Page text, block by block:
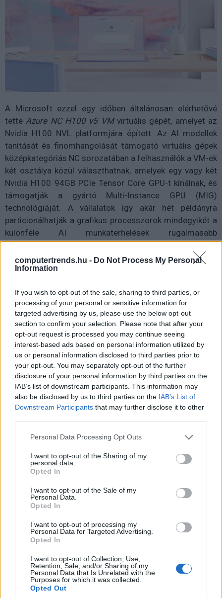
computertrends.hu - Do Not Process My Personal
Information
If you wish to opt-out of the sale, sharing to third parties, or
processing of your personal or sensitive information for
targeted advertising by us, please use the below opt-out
section to confirm your selection. Please note that after your
opt-out request is processed you may continue seeing
interest-based ads based on personal information utilized by
us or personal information disclosed to third parties prior to
your opt-out. You may separately opt-out of the further
disclosure of your personal information by third parties on the
IAB’s list of downstream participants. This information may
also be disclosed by us to third parties on the IAB’s List of
Downstream Participants that may further disclose it to other
Please note that this website/app uses one or more Google
not limited to your visit or usage behaviour. You may click to
grant or deny consent to Google and its third-party tags to
use your data for below specified purposes in below Google
consent section.
Personal Data Processing Opt Outs
I want to opt-out of the Sharing of my
personal data.
Opted In
I want to opt-out of the Sale of my
Personal Data.
Opted In
I want to opt-out of processing my
Personal Data for Targeted Advertising.
Opted In
I want to opt-out of Collection, Use,
Retention, Sale, and/or Sharing of my
Personal Data that Is Unrelated with the
Purposes for which it was collected.
Opted Out
A Microsoft ezzel egy időben általánosan elérhetővé
tette Azure NC H100 v5 VMvirtuális gépét, amelyet az
Nvidia H100 NVL platformjára épített. Az AI modellek
tanítását és finomhangolását támogató virtuális gépek
középkategóriás NC sorozatában a felhasználók a VM-ek
két osztálya közül választhatnak, amelyek egy vagy két
Nvidia H100 94GB PCIe Tensor Core GPU-t kínálnak, és
támogatják a gyártó Multi-Instance GPU (MIG)
technológiáját. A vállalatok így akár hét példányra
particionálhatják a grafikus processzorok mindegyikét a
különféle AI munkaterhelések rugalmasabb
kiszolgálásához és skálázásához.
Felhőalapú, AI és szuperszámítógépes technológiáit
egészségügy területén is bővíti együttműködését. A
Microsoft Azure felhőjében elérhető Nvidia DGX Cloud
platformmal és az Nvidia Clara mikroszolgáltatásokkal
az egészségügyi szolgáltatók, a gyógyszeripari és
biotechnológiai vállalatok, valamint az orvosi eszközöket
gyártó cégek hamarosan nagyobb teljesítményű AI
modellekkel gyorsíthatják fel klinikai kutatásaikat és
növelhetik a betegellátás hatékonyságát.
Az Nvidia Omniverse Cloud API alkalmazásprogramozási
interfészei az év hátralevő részében szintén a Microsoft
Azure felhőjében válnak elsőként elérhetővé, hogy a
fejlesztőket a különböző adatforrások
épülő, valósághű virtualizációk készítésében segítsék
például az ipari digitalizáció terén. A GTC konferencián a
Microsoft ezt a Power BI interaktív 3D viewer
alkalmazásával szemléltette, amelyben az üzemeltetők a
gyár háromdimenziós digitális ikertestvérén láthatják a
létesítmény működését mutató, valós idejű adatokat.
További újdonság, hogy a Copilot for Microsoft 365-öt is
Nvidia technológiák - a gyártó Triton Inference Server
nyílt forráskódú szoftvere és grafikus processzorai -
támogatják a pontos következtetésben és
előrejelzésben. A Windows 11 PC-k fizikai billentyűzetén